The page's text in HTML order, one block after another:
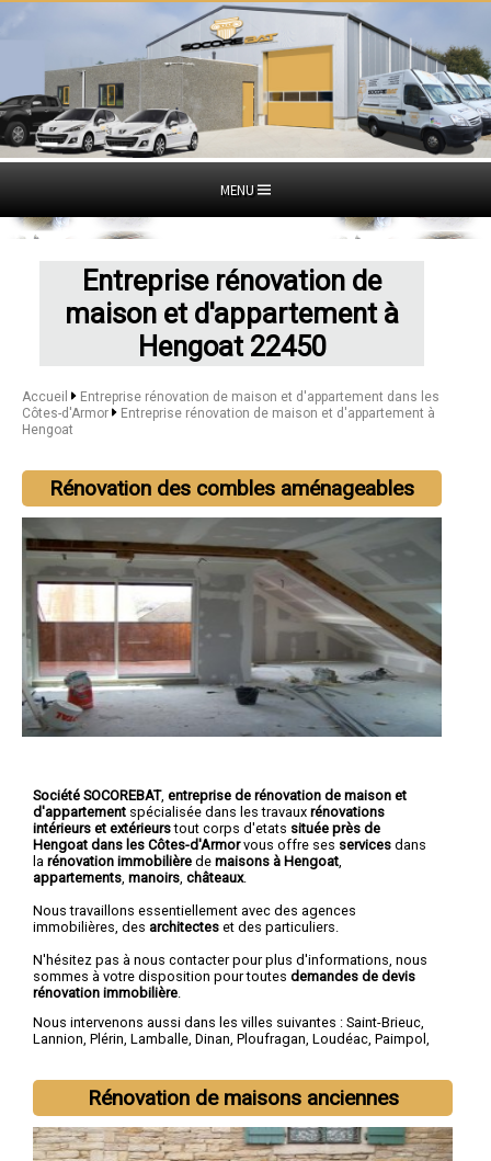
MENU
Entreprise rénovation de
maison et d'appartement à
Hengoat 22450
Accueil
Entreprise rénovation de maison et d'appartement dans les
Côtes-d'Armor
Entreprise rénovation de maison et d'appartement à
Hengoat
Rénovation des combles aménageables
Société SOCOREBAT, entreprise de rénovation de maison et
d'appartement spécialisée dans les travaux rénovations
intérieurs et extérieurstout corps d'etats située près de
Hengoat dans les Côtes-d'Armorvous offre ses services dans
la rénovation immobilière de maisons à Hengoat
appartements manoirs châteaux.
Nous travaillons essentiellement avec des agences
immobilières, des architectes et des particuliers.
N'hésitez pas à nous contacter pour plus d'informations, nous
sommes à votre disposition pour toutes demandes de devis
rénovation immobilière
Nous intervenons aussi dans les villes suivantes : Saint-Brieuc,
Lannion, Plérin, Lamballe, Dinan, Ploufragan, Loudéac, Paimpol ,
Rénovation de maisons anciennes